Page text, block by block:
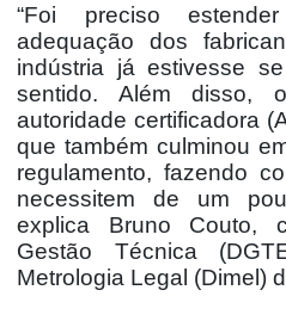
“Foi preciso
adequação dos
indústria já estivesse
sentido. Além disso,
autoridade certificadora
que também culminou
regulamento, fazendo
necessitem de um
explica Bruno Couto,
Gestão Técnica
Metrologia Legal (Dimel)